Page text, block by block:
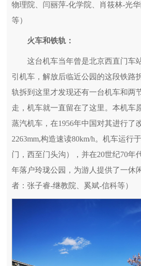
物理院、闫丽萍-化学院、肖筱林-光
等）
火车和铁轨：
这台机车当年曾是北京西直门车
引机车，解放后临近公园的这段铁路
轨拆到这里才发现还有一台机车和两
走，机车就一直留在了这里。本机车
蒸汽机车，在1956年中国对其进行了
2263mm,构造速读80km/h。机车运行
门，西至门头沟），并在20世纪70年
年落户玲珑公园，为游人提供了一休
者：张子睿-继教院、奚斌-信科等）